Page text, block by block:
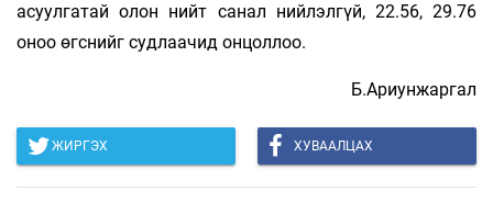
асуулгатай олон нийт санал нийлэлгүй, 22.56, 29.76
оноо өгснийг судлаачид онцоллоо.
Б.Ариунжаргал
ЖИРГЭХ ХУВААЛЦАХ